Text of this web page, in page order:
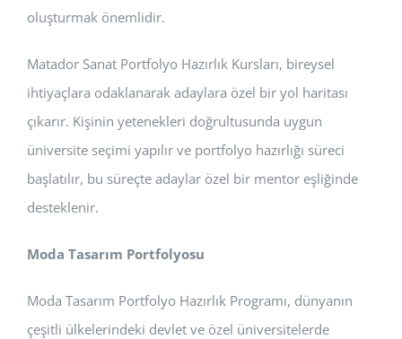
oluşturmak önemlidir.
Matador Sanat Portfolyo Hazırlık Kursları, bireysel
ihtiyaçlara odaklanarak adaylara özel bir yol haritası
çıkarır. Kişinin yetenekleri doğrultusunda uygun
üniversite seçimi yapılır ve portfolyo hazırlığı süreci
başlatılır, bu süreçte adaylar özel bir mentor eşliğinde
desteklenir.
Moda Tasarım Portfolyosu
Moda Tasarım Portfolyo Hazırlık Programı, dünyanın
çeşitli ülkelerindeki devlet ve özel üniversitelerde